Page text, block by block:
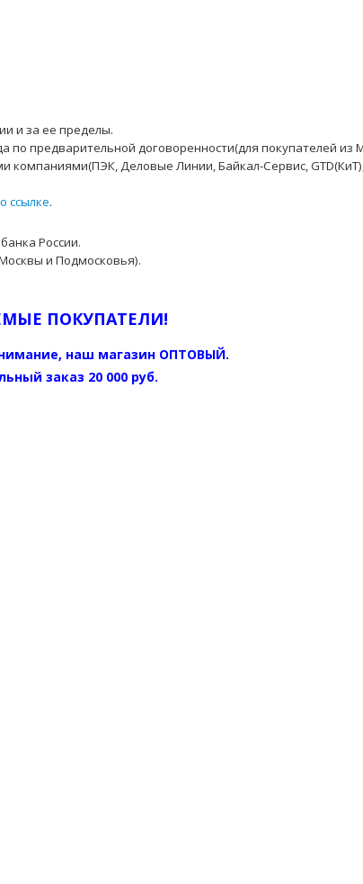
и за ее пределы.
по предварительной договоренности(для покупателей из
компаниями(ПЭК, Деловые Линии, Байкал-Сервис,
ссылке.
России.
и Подмосковья).
ПОКУПАТЕЛИ!
наш магазин ОПТОВЫЙ.
заказ 20 000 руб.